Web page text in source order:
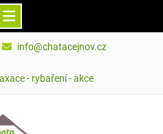
info@chatacejnov.cz
- rybaření - akce